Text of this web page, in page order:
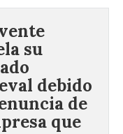
su
debido
de
que